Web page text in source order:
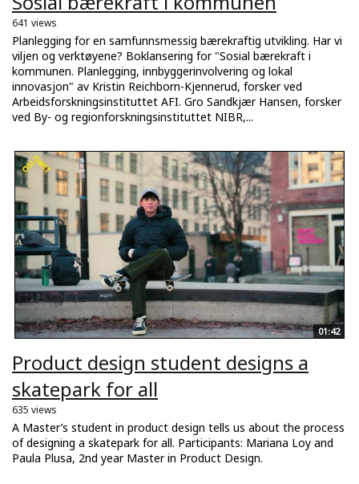
641 views
Planlegging for en samfunnsmessig bærekraftig utvikling. Har vi
viljen og verktøyene? Boklansering for "Sosial bærekraft i
kommunen. Planlegging, innbyggerinvolvering og lokal
innovasjon" av Kristin Reichborn-Kjennerud, forsker ved
Arbeidsforskningsinstituttet AFI. Gro Sandkjær Hansen, forsker
ved By- og regionforskningsinstituttet NIBR,...
01:42
Product design student designs a
skatepark for all
635 views
A Master’s student in product design tells us about the process
of designing a skatepark for all. Participants: Mariana Loy and
Paula Plusa, 2nd year Master in Product Design.